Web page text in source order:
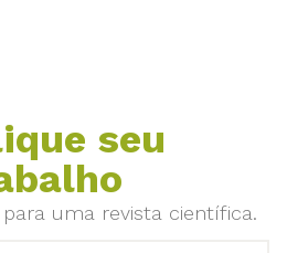
seu
uma revista científica.